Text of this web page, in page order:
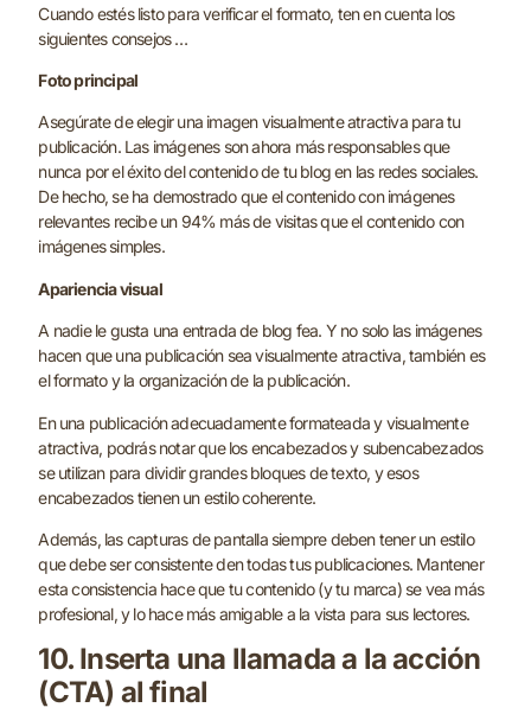
Cuando estés listo para verificar el formato, ten en cuenta los
siguientes consejos …
Foto principal
Asegúrate de elegir una imagen visualmente atractiva para tu
publicación. Las imágenes son ahora más responsables que
nunca por el éxito del contenido de tu blog en las redes sociales.
De hecho, se ha demostrado que el contenido con imágenes
relevantes recibe un 94% más de visitas que el contenido con
imágenes simples.
Apariencia visual
A nadie le gusta una entrada de blog fea. Y no solo las imágenes
hacen que una publicación sea visualmente atractiva, también es
el formato y la organización de la publicación.
En una publicación adecuadamente formateada y visualmente
atractiva, podrás notar que los encabezados y subencabezados
se utilizan para dividir grandes bloques de texto, y esos
encabezados tienen un estilo coherente.
Además, las capturas de pantalla siempre deben tener un estilo
que debe ser consistente den todas tus publicaciones. Mantener
esta consistencia hace que tu contenido (y tu marca) se vea más
profesional, y lo hace más amigable a la vista para sus lectores.
10. Inserta una llamada a la acción
(CTA) al final